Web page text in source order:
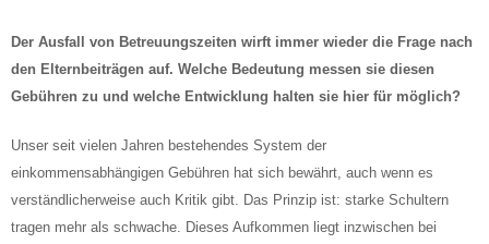
Der Ausfall von Betreuungszeiten wirft immer wieder die Frage nach
den Elternbeiträgen auf. Welche Bedeutung messen sie diesen
Gebühren zu und welche Entwicklung halten sie hier für möglich?
Unser seit vielen Jahren bestehendes System der
einkommensabhängigen Gebühren hat sich bewährt, auch wenn es
verständlicherweise auch Kritik gibt. Das Prinzip ist: starke Schultern
tragen mehr als schwache. Dieses Aufkommen liegt inzwischen bei